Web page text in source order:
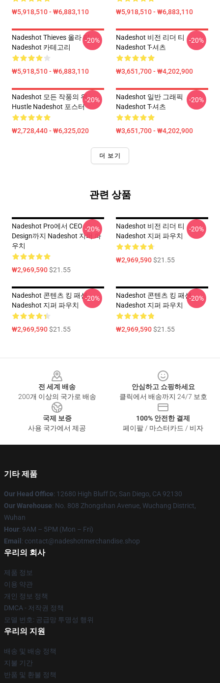
₩5,918,510 - ₩6,883,110 ₩5,918,510 - ₩6,883,110
Nadeshot Thieves 올라 티
Nadeshot 카테고리
₩5,918,510 - ₩6,883,110
-20%
Nadeshot 비전 리더 티
Nadeshot T-셔츠
₩3,651,700 - ₩4,202,900
-20%
Nadeshot 모든 작풍의 위
Hustle Nadeshot 포스터
₩2,728,440 - ₩6,325,020
-20%
Nadeshot 일반 그래픽
Nadeshot T-셔츠
₩3,651,700 - ₩4,202,900
-20%
더 보기
관련 상품
Nadeshot Pro에서 CEO
Design까지 Nadeshot 지퍼 파
우치
₩2,969,590$21.55
-20%
Nadeshot 비전 리더 티
Nadeshot 지퍼 파우치
₩2,969,590$21.55
-20%
Nadeshot 콘텐츠 킹 패션
Nadeshot 지퍼 파우치
₩2,969,590$21.55
-20%
Nadeshot 콘텐츠 킹 패션
Nadeshot 지퍼 파우치
₩2,969,590$21.55
-20%
전 세계 배송
200개 이상의 국가로 배송
안심하고 쇼핑하세요
클릭에서 배송까지 24/7 보호
국제 보증
사용 국가에서 제공
100% 안전한 결제
페이팔 / 마스터카드 / 비자
기타 제품
Our Head Office: 12680 High Bluff Dr, San Diego, CA 92130
Our Warehouse: No. 808 Zhongshan Avenue, Wuchang District,
Wuhan
Hour: 9AM – 5PM (Mon – Fri)
Email : contact@nadeshotmerchandise.shop
우리의 회사
제품 정보
이용 약관
개인 정보 정책
DMCA - 저작권 정책
모델 번호: 공급망 투명성 행위
우리의 지원
배송 및 배송 정책
지불 기간
반품 및 환불 정책